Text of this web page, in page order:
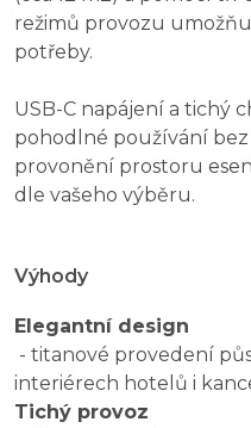
režimů provozu
potřeby.
USB-C napájení a tichý
pohodlné používání
provonění prostoru
dle vašeho výběru.
Výhody
Elegantní design
- titanové provedení
interiérech hotelů i
Tichý provoz